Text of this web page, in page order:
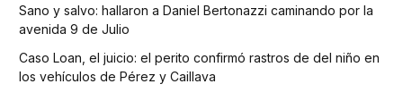
Sano y salvo: hallaron a Daniel Bertonazzi caminando por la
avenida 9 de Julio
Caso Loan, el juicio: el perito confirmó rastros de del niño en
los vehículos de Pérez y Caillava